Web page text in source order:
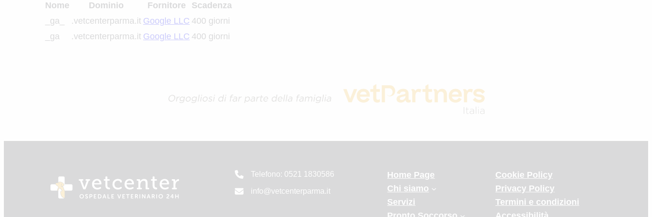
Nome Dominio Fornitore
Scadenza
_ga_
.vetcenterparma.it Google LLC 400 giorni
_ga
.vetcenterparma.it Google LLC 400 giorni
Telefono: 0521 1830586
info@vetcenterparma.it
Home Page
Chi siamo
Servizi
Cookie Policy
Privacy Policy
Termini e condizioni